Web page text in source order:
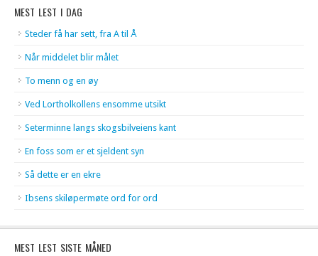
MEST LEST I DAG
Steder få har sett, fra A til Å
Når middelet blir målet
To menn og en øy
Ved Lortholkollens ensomme utsikt
Seterminne langs skogsbilveiens kant
En foss som er et sjeldent syn
Så dette er en ekre
Ibsens skiløpermøte ord for ord
MEST LEST SISTE MÅNED